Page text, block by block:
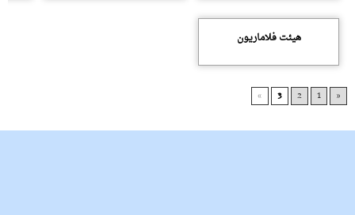
هیئت فلاماریون
«
1
2
3
»